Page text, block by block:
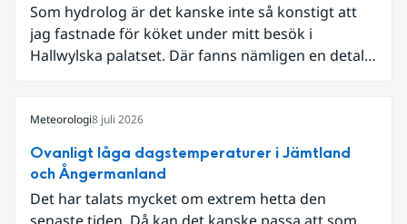
Som hydrolog är det kanske inte så konstigt att
jag fastnade för köket under mitt besök i
Hallwylska palatset. Där fanns nämligen en detalj
Meteorologi8 juli 2026
Ovanligt låga dagstemperaturer i Jämtland
och Ångermanland
Det har talats mycket om extrem hetta den